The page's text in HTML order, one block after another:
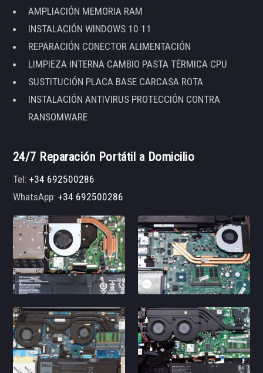
AMPLIACIÓN MEMORIA RAM
INSTALACIÓN WINDOWS 10 11
REPARACIÓN CONECTOR ALIMENTACIÓN
LIMPIEZA INTERNA CAMBIO PASTA TÉRMICA CPU
SUSTITUCIÓN PLACA BASE CARCASA ROTA
INSTALACIÓN ANTIVIRUS PROTECCIÓN CONTRA
RANSOMWARE
24/7 Reparación Portátil a Domicilio
Tel:+34 692500286
WhatsApp:+34 692500286